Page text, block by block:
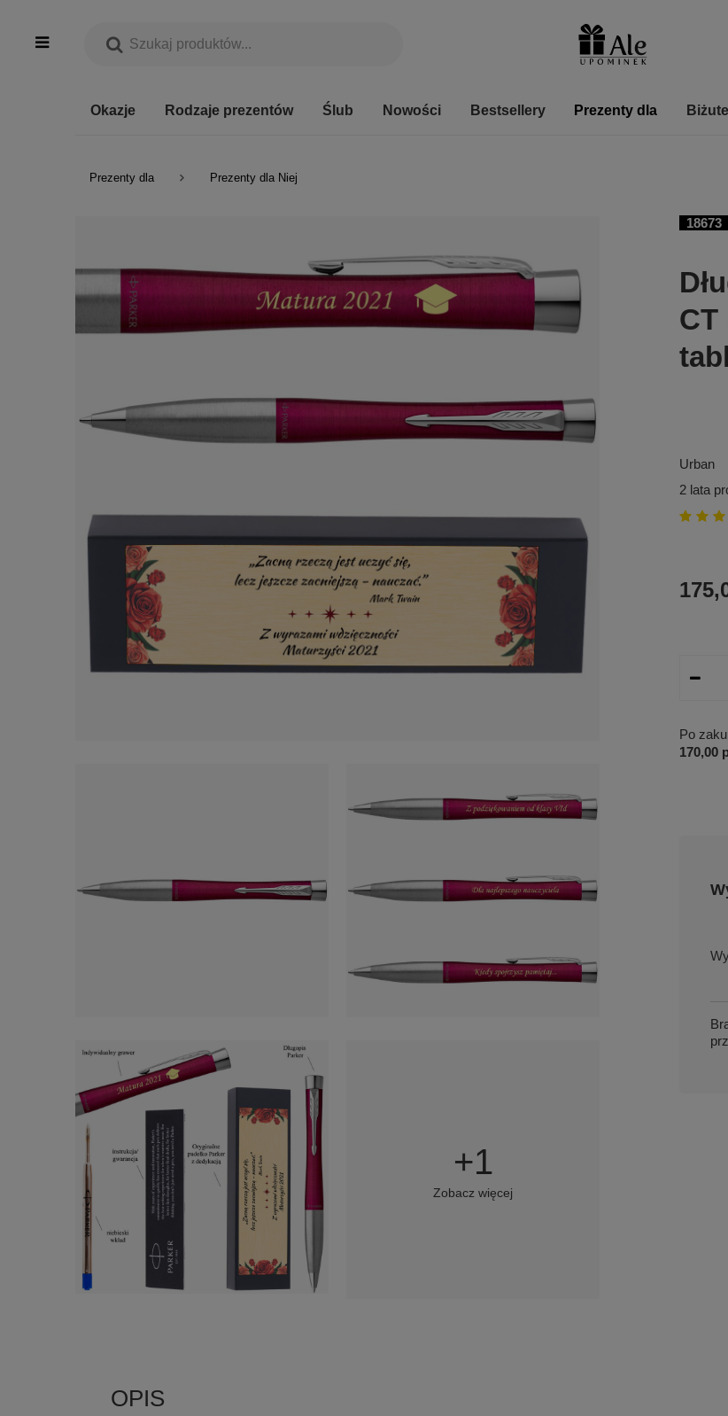
Okazje Rodzaje prezentów Ślub Nowości Bestsellery Prezenty dla
Prezenty dla Prezenty dla Niej
+1
Zobacz więcej
18673
CT
Urban
2 lata
Po
170,00